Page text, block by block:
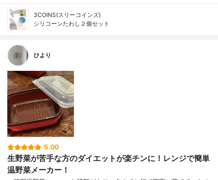
3COINS(スリーコインズ)
シリコーンたわし２個セット
ひより
5.00
生野菜が苦手な方のダイエットが楽チンに！レンジで簡単
温野菜メーカー！